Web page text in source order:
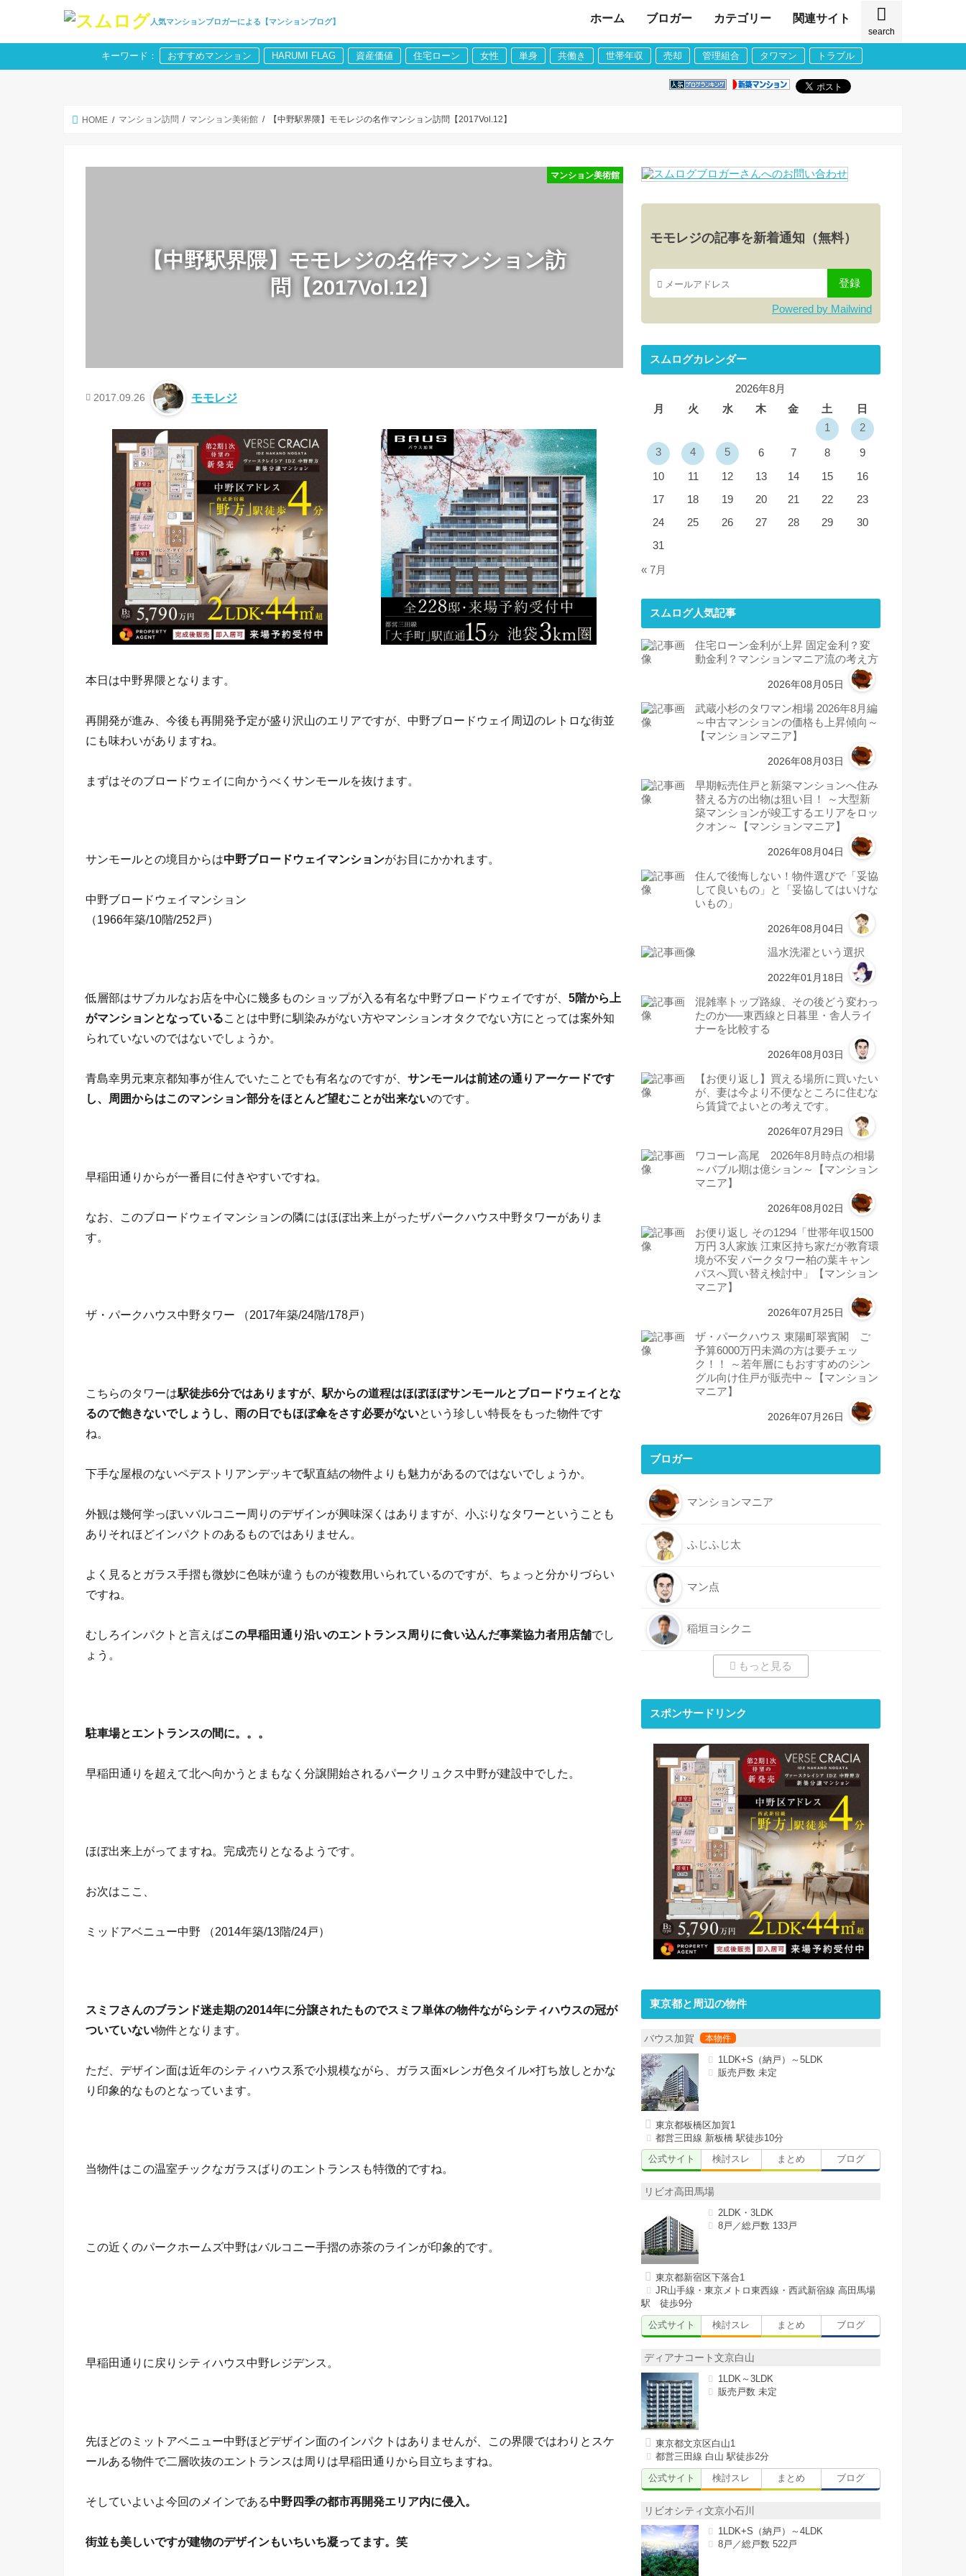
人気マンションブロガーによる【マンションブログ】
search
ホーム ブロガー カテゴリー 関連サイト
キーワード： おすすめマンション HARUMI FLAG 資産価値 住宅ローン 女性 単身 共働き 世帯年収 売却 管理組合 タワマン トラブル
HOME マンション訪問 マンション美術館 【中野駅界隈】モモレジの名作マンション訪問【2017Vol.12】
【中野駅界隈】モモレジの名作マンション訪
問【2017Vol.12】
マンション美術館
2017.09.26 モモレジ
本日は中野界隈となります。
再開発が進み、今後も再開発予定が盛り沢山のエリアですが、中野ブロードウェイ周辺のレトロな街並
にも味わいがありますね。
まずはそのブロードウェイに向かうべくサンモールを抜けます。
サンモールとの境目からは中野ブロードウェイマンションがお目にかかれます。
中野ブロードウェイマンション
（1966年築/10階/252戸）
低層部はサブカルなお店を中心に幾多ものショップが入る有名な中野ブロードウェイですが、 5階から上
がマンションとなっていることは中野に馴染みがない方やマンションオタクでない方にとっては案外知
られていないのではないでしょうか。
青島幸男元東京都知事が住んでいたことでも有名なのですが、 サンモールは前述の通りアーケードです
し、周囲からはこのマンション部分をほとんど望むことが出来ないのです。
早稲田通りからが一番目に付きやすいですね。
なお、このブロードウェイマンションの隣にはほぼ出来上がったザパークハウス中野タワーがありま
す。
ザ・パークハウス中野タワー （2017年築/24階/178戸）
こちらのタワーは駅徒歩6分ではありますが、駅からの道程はほぼほぼサンモールとブロードウェイとな
るので飽きないでしょうし、雨の日でもほぼ傘をさす必要がないという珍しい特長をもった物件です
ね。
下手な屋根のないペデストリアンデッキで駅直結の物件よりも魅力があるのではないでしょうか。
外観は幾何学っぽいバルコニー周りのデザインが興味深くはありますが、小ぶりなタワーということも
ありそれほどインパクトのあるものではありません。
よく見るとガラス手摺も微妙に色味が違うものが複数用いられているのですが、ちょっと分かりづらい
ですね。
むしろインパクトと言えばこの早稲田通り沿いのエントランス周りに食い込んだ事業協力者用店舗でし
ょう。
駐車場とエントランスの間に。。。
早稲田通りを超えて北へ向かうとまもなく分譲開始されるパークリュクス中野が建設中でした。
ほぼ出来上がってますね。完成売りとなるようです。
お次はここ、
ミッドアベニュー中野 （2014年築/13階/24戸）
スミフさんのブランド迷走期の2014年に分譲されたものでスミフ単体の物件ながらシティハウスの冠が
ついていない物件となります。
ただ、デザイン面は近年のシティハウス系で小規模ながら、ガラス面×レンガ色タイル×打ち放しとかな
り印象的なものとなっています。
当物件はこの温室チックなガラスばりのエントランスも特徴的ですね。
この近くのパークホームズ中野はバルコニー手摺の赤茶のラインが印象的です。
早稲田通りに戻りシティハウス中野レジデンス。
先ほどのミットアベニュー中野ほどデザイン面のインパクトはありませんが、この界隈ではわりとスケ
ールある物件で二層吹抜のエントランスは周りは早稲田通りから目立ちますね。
そしていよいよ今回のメインである中野四季の都市再開発エリア内に侵入。
街並も美しいですが建物のデザインもいちいち凝ってます。笑
モモレジの記事を新着通知（無料）
Powered by Mailwind
スムログカレンダー
2026年8月
月
火 水 木 金 土
日
1
2
3 4 5 6 7 8 9
10 11 12 13 14 15
16
17
18 19 20 21 22
23
24
25 26 27 28 29
30
31
« 7月
スムログ人気記事
住宅ローン金利が上昇 固定金利？変
動金利？マンションマニア流の考え方
2026年08月05日
武蔵小杉のタワマン相場 2026年8月編
～中古マンションの価格も上昇傾向～
【マンションマニア】
2026年08月03日
早期転売住戸と新築マンションへ住み
替える方の出物は狙い目！ ～大型新
築マンションが竣工するエリアをロッ
クオン～【マンションマニア】
2026年08月04日
住んで後悔しない！物件選びで「妥協
して良いもの」と「妥協してはいけな
いもの」
2026年08月04日
温水洗濯という選択
2022年01月18日
混雑率トップ路線、その後どう変わっ
たのか──東西線と日暮里・舎人ライ
ナーを比較する
2026年08月03日
【お便り返し】買える場所に買いたい
が、妻は今より不便なところに住むな
ら賃貸でよいとの考えです。
2026年07月29日
ワコーレ高尾 2026年8月時点の相場
～バブル期は億ション～【マンション
マニア】
2026年08月02日
お便り返し その1294「世帯年収1500
万円 3人家族 江東区持ち家だが教育環
境が不安 パークタワー柏の葉キャン
パスへ買い替え検討中」【マンション
マニア】
2026年07月25日
ザ・パークハウス 東陽町翠賓閣 ご
予算6000万円未満の方は要チェッ
ク！！ ～若年層にもおすすめのシン
グル向け住戸が販売中～【マンション
マニア】
2026年07月26日
ブロガー
マンションマニア
ふじふじ太
マン点
稲垣ヨシクニ
もっと見る
スポンサードリンク
東京都と周辺の物件
バウス加賀
1LDK+S（納戸）～5LDK
販売戸数 未定
東京都板橋区加賀1
都営三田線 新板橋 駅徒歩10分
公式サイト
検討スレ まとめ ブログ
リビオ高田馬場
2LDK・3LDK
8戸／総戸数 133戸
東京都新宿区下落合1
JR山手線・東京メトロ東西線・西武新宿線 高田馬場
駅 徒歩9分
公式サイト
検討スレ まとめ ブログ
ディアナコート文京白山
1LDK～3LDK
販売戸数 未定
東京都文京区白山1
都営三田線 白山 駅徒歩2分
公式サイト
検討スレ まとめ ブログ
リビオシティ文京小石川
1LDK+S（納戸）～4LDK
8戸／総戸数 522戸